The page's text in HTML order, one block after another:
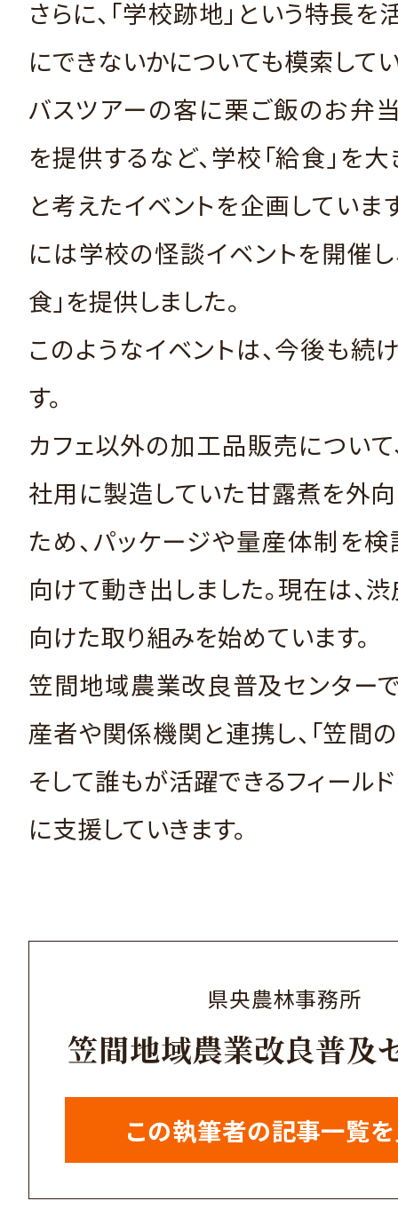
さらに、「学校跡地」という特長を
にできないかについても模索してい
バスツアーの客に栗ご飯のお弁
を提供するなど、学校「給食」を
と考えたイベントを企画していま
には学校の怪談イベントを開催し
食」を提供しました。
このようなイベントは、今後も続
す。
カフェ以外の加工品販売につい
社用に製造していた甘露煮を外
ため、パッケージや量産体制を
向けて動き出しました。現在は、
向けた取り組みを始めています。
笠間地域農業改良普及センター
産者や関係機関と連携し、「笠間の
そして誰もが活躍できるフィール
に支援していきます。
県央農林事務所
笠間地域農業改良普及
この執筆者の記事一覧